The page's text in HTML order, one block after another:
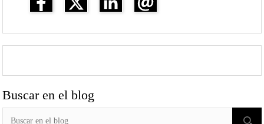
Buscar en el blog